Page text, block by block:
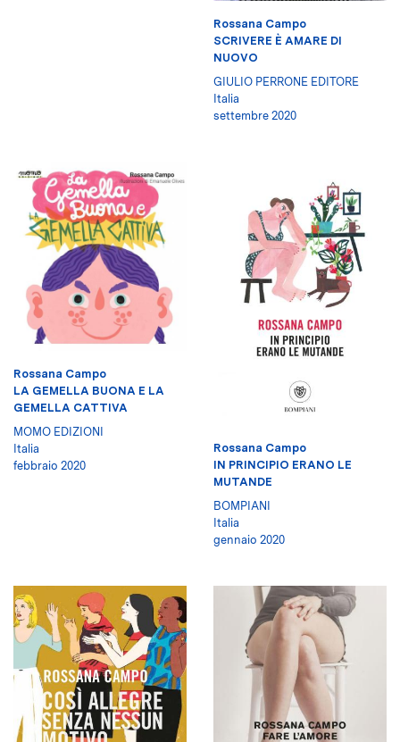
Rossana Campo
SCRIVERE È AMARE DI
NUOVO
GIULIO PERRONE EDITORE
Italia
settembre 2020
Rossana Campo
LA GEMELLA BUONA E LA
GEMELLA CATTIVA
MOMO EDIZIONI
Italia
febbraio 2020
Rossana Campo
IN PRINCIPIO ERANO LE
MUTANDE
BOMPIANI
Italia
gennaio 2020